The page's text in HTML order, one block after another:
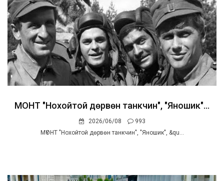
МҮОНТ "Нохойтой дөрвөн танкчин", "Яношик"...
2026/06/08
993
МҮОНТ "Нохойтой дөрвөн танкчин", "Яношик", &qu...